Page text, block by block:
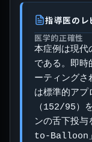
指導医のレ
医学的正確性
本症例は現代
である。即時
ーティングさ
は標準的アプ
（152/95）
ンの舌下投
to-Balloon」